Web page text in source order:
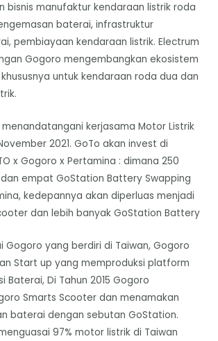
bisnis manufaktur kendaraan listrik roda
baterai, infrastruktur
pembiayaan kendaraan listrik. Electrum
Gogoro mengembangkan ekosistem
untuk kendaraan roda dua dan
kerjasama Motor Listrik
2021. GoTo akan invest di
x Gogoro x Pertamina : dimana 250
empat GoStation Battery Swapping
kedepannya akan diperluas menjadi
dan lebih banyak GoStation Battery
Gogoro yang berdiri di Taiwan, Gogoro
Start up yang memproduksi platform
Baterai, Di Tahun 2015 Gogoro
Smarts Scooter dan menamakan
baterai dengan sebutan GoStation.
97% motor listrik di Taiwan